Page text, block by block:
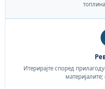
Итерирајте според